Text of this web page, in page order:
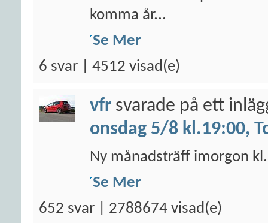
komma år...
Se Mer
6 svar | 4512 visad(e)
vfr svarade på ett
onsdag 5/8 kl.19:00,
Ny månadsträff imorgon
Se Mer
652 svar | 2788674 visad(e)